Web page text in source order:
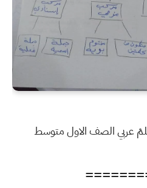
عربي الصف الاول متوسط